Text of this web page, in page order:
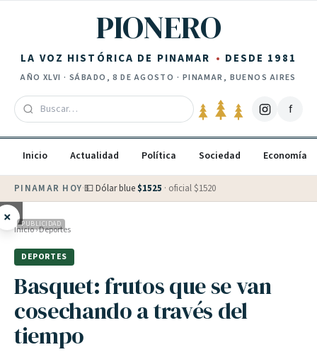
PIONERO
LA VOZ HISTÓRICA DE PINAMAR DESDE 1981
AÑO XLVI · SÁBADO, 8 DE AGOSTO · PINAMAR, BUENOS AIRES
f
Inicio Actualidad Política Sociedad Economía
PINAMAR HOY·💵 Dólar blue $1525 · oficial $1520
× PUBLICIDAD
Inicio›Deportes
DEPORTES
Basquet: frutos que se van
cosechando a través del
tiempo